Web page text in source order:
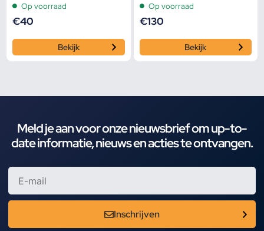
Op voorraad
€40
Bekijk
Op voorraad
€130
Bekijk
Meld je aan voor onze nieuwsbrief om up-to-
date informatie, nieuws en acties te ontvangen.
Inschrijven